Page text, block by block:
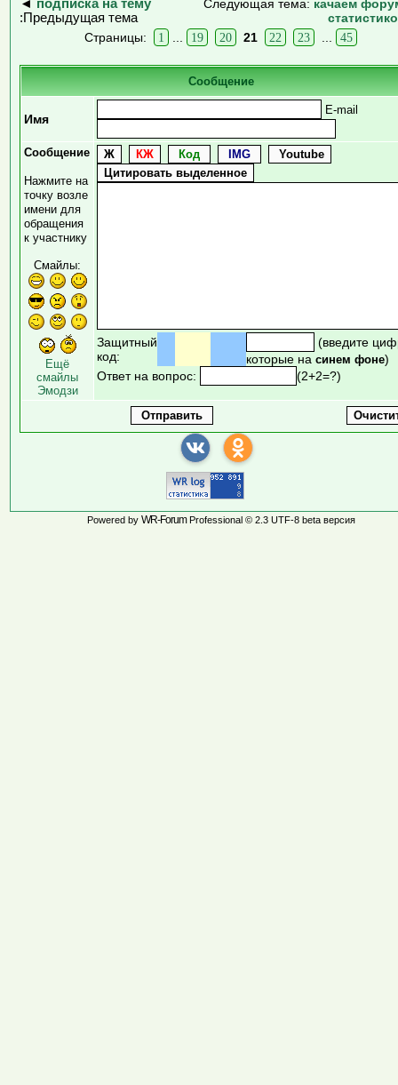
◄ подписка на тему
:Предыдущая тема
Следующая тема: качаем
Страницы:
1 19 20 21 22 23 45
Сообщение
Имя
E-mail
Сообщение
Нажмите на
точку возле
имени для
обращения
к участнику
Смайлы:
Ещё
смайлы
Эмодзи
Защитный
код:
(введите
которые на синем фоне)
Ответ на вопрос:
(2+2=?)
Powered by WR-ForumProfessional © 2.3 UTF-8 beta версия